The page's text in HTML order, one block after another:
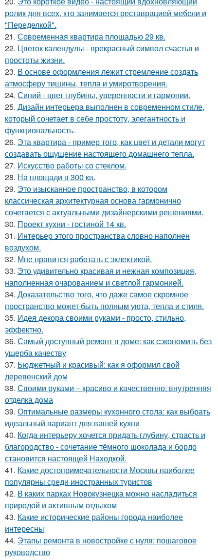
ролик для всех, кто занимается реставрацией мебели и
"Переделкой".
21. Современная квартира площадью 29 кв.
22. Цветок календулы - прекрасный символ счастья и
простоты жизни.
23. В основе оформления лежит стремление создать
атмосферу тишины, тепла и умиротворения.
24. Синий - цвет глубины, уверенности и гармонии.
25. Дизайн интерьера выполнен в современном стиле,
который сочетает в себе простоту, элегантность и
функциональность.
26. Эта квартира - пример того, как цвет и детали могут
создавать ощущение настоящего домашнего тепла.
27. Искусство работы со стеклом.
28. На площади в 300 кв.
29. Это изысканное пространство, в котором
классическая архитектурная основа гармонично
сочетается с актуальными дизайнерскими решениями.
30. Проект кухни - гостиной 14 кв.
31. Интерьер этого пространства словно наполнен
воздухом.
32. Мне нравится работать с эклектикой.
33. Это удивительно красивая и нежная композиция,
наполненная очарованием и светлой гармонией.
34. Доказательство того, что даже самое скромное
пространство может быть полным уюта, тепла и стиля.
35. Идея декора своими руками - просто, стильно,
эффектно.
36. Самый доступный ремонт в доме: как сэкономить без
ущерба качеству
37. Бюджетный и красивый: как я оформил свой
деревенский дом
38. Своими руками – красиво и качественно: внутренняя
отделка дома
39. Оптимальные размеры кухонного стола: как выбрать
идеальный вариант для вашей кухни
40. Когда интерьеру хочется придать глубину, страсть и
благородство - сочетание тёмного шоколада и бордо
становится настоящей Находкой.
41. Какие достопримечательности Москвы наиболее
популярны среди иностранных туристов
42. В каких парках Новокузнецка можно насладиться
природой и активным отдыхом
43. Какие исторические районы города наиболее
интересны
44. Этапы ремонта в новостройке с нуля: пошаговое
руководство